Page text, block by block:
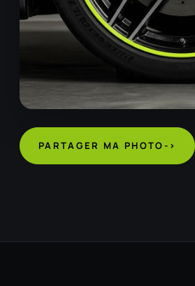
PARTAGER MA PHOTO->